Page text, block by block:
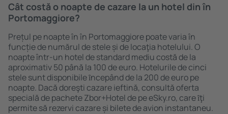
Cât costă o noapte de cazare la un hotel din în
Portomaggiore?
Prețul pe noapte în în Portomaggiore poate varia în
funcție de numărul de stele și de locaţia hotelului. O
noapte într-un hotel de standard mediu costă de la
aproximativ 50 până la 100 de euro. Hotelurile de cinci
stele sunt disponibile ȋncepând de la 200 de euro pe
noapte. Dacă doreşti cazare ieftină, consultă oferta
specială de pachete Zbor+Hotel de pe eSky.ro, care ȋţi
permite să rezervi cazare și bilete de avion instantaneu.